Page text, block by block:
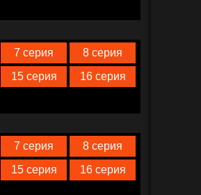
7 серия
8 серия
15 серия
16 серия
7 серия
8 серия
15 серия
16 серия